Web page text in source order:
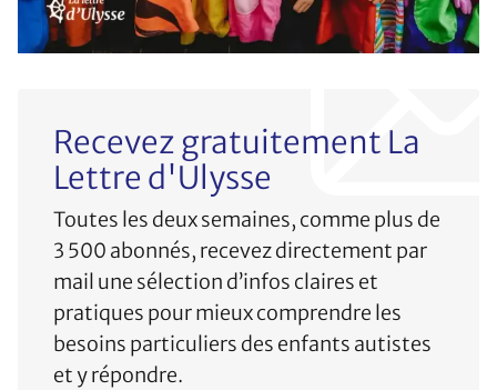
Recevez gratuitement La
Lettre d'Ulysse
Toutes les deux semaines, comme plus de
3 500 abonnés, recevez directement par
mail une sélection d’infos claires et
pratiques pour mieux comprendre les
besoins particuliers des enfants autistes
et y répondre.